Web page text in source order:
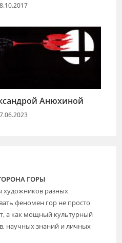
Анюхиной
ГОРЫ
художников разных
феномен гор не просто
а как мощный культурный
научных знаний и личных